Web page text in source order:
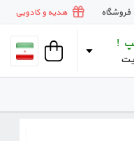
فروشگاه هدیه و کادویی
!